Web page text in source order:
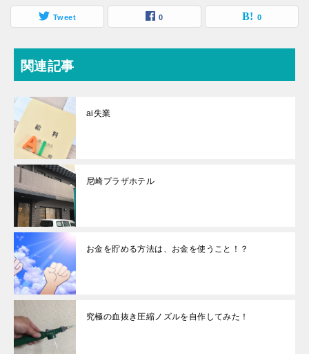
Tweet 0 0
関連記事
ai失業
尼崎プラザホテル
お金を貯める方法は、お金を使うこと！？
究極の血抜き圧縮ノズルを自作してみた！